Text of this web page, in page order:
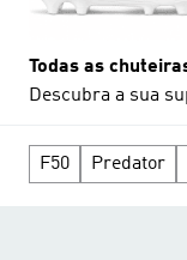
Todas as
Descubra a sua
F50 Predator